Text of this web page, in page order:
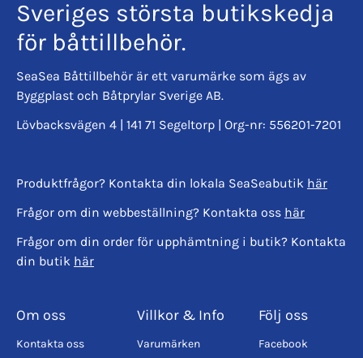
Sveriges största butikskedja
för båttillbehör.
SeaSea Båttillbehör är ett varumärke som ägs av
Byggplast och Båtprylar Sverige AB.
Lövbacksvägen 4 | 141 71 Segeltorp | Org-nr: 556201-7201
Produktfrågor? Kontakta din lokala SeaSeabutik här
Frågor om din webbeställning? Kontakta oss här
Frågor om din order för upphämtning i butik? Kontakta
din butik här
Om oss
Kontakta oss
Villkor & Info
Varumärken
Följ oss
Facebook